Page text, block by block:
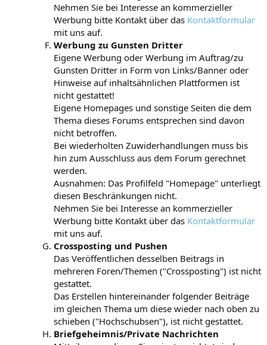
Nehmen Sie bei Interesse an kommerzieller
Werbung bitte Kontakt über das Kontaktformular
mit uns auf.
Werbung zu Gunsten Dritter
Eigene Werbung oder Werbung im Auftrag/zu
Gunsten Dritter in Form von Links/Banner oder
Hinweise auf inhaltsähnlichen Plattformen ist
nicht gestattet!
Eigene Homepages und sonstige Seiten die dem
Thema dieses Forums entsprechen sind davon
nicht betroffen.
Bei wiederholten Zuwiderhandlungen muss bis
hin zum Ausschluss aus dem Forum gerechnet
werden.
Ausnahmen: Das Profilfeld "Homepage" unterliegt
diesen Beschränkungen nicht.
Nehmen Sie bei Interesse an kommerzieller
Werbung bitte Kontakt über das Kontaktformular
mit uns auf.
Crossposting und Pushen
Das Veröffentlichen desselben Beitrags in
mehreren Foren/Themen ("Crossposting") ist nicht
gestattet.
Das Erstellen hintereinander folgender Beiträge
im gleichen Thema um diese wieder nach oben zu
schieben ("Hochschubsen"), ist nicht gestattet.
Briefgeheimnis/Private Nachrichten